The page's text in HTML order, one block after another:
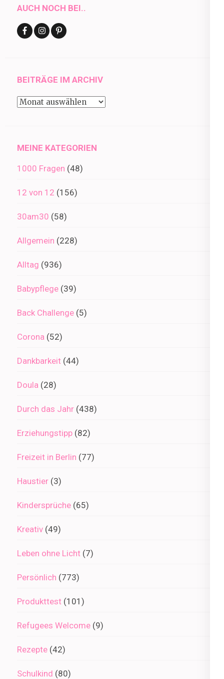
AUCH NOCH BEI..
BEITRÄGE IM ARCHIV
Beiträge
MEINE KATEGORIEN
1000 Fragen (48)
12 von 12 (156)
30am30 (58)
Allgemein (228)
Alltag (936)
Babypflege (39)
Back Challenge (5)
Corona (52)
Dankbarkeit (44)
Doula (28)
Durch das Jahr (438)
Erziehungstipp (82)
Freizeit in Berlin (77)
Haustier (3)
Kindersprüche (65)
Kreativ (49)
Leben ohne Licht (7)
Persönlich (773)
Produkttest (101)
Refugees Welcome (9)
Rezepte (42)
Schulkind (80)